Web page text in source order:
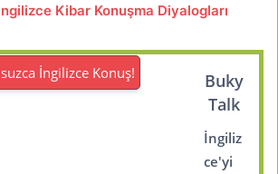
Kibar Konuşma Diyalogları
İngilizce Konuş!
Buky
Talk
İngiliz
ce'yi